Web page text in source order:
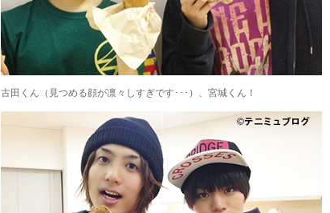
古田くん（見つめる顔が凛々しすぎです･･･）、宮城くん！